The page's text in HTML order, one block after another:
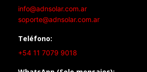
info@adnsolar.com.ar
soporte@adnsolar.com.ar
Teléfono:
+54 11 7079 9018